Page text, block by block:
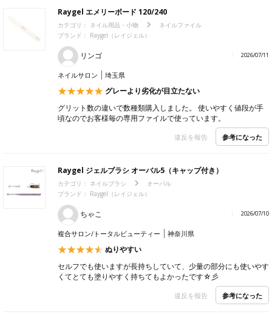
Raygel エメリーボード 120/240
カテゴリ： ネイル用品・小物
ネイルファイル
ブランド： Raygel（レイジェル）
リンゴ 2026/07/11
ネイルサロン 埼玉県
グレーより劣化が目立たない
グリット数の違いで数種類購入しました。 使いやすく値段が手
頃なのでお客様毎の専用ファイルで使っています。
違反を報告 参考になった
Raygel ジェルブラシ オーバル5（キャップ付き）
カテゴリ： ネイルブラシ
オーバル
ブランド： Raygel（レイジェル）
ちゃこ 2026/07/10
複合サロン/トータルビューティー 神奈川県
ぬりやすい
セルフでも使いますが長持ちしていて、少量の部分にも使いやす
くてとても塗りやすく持ちてもよかったです☆彡
違反を報告 参考になった